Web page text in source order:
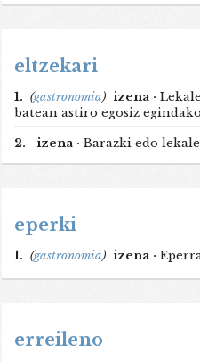
eltzekari
1. (gastronomia) izena ·
batean astiro egosiz
2.
izena · Barazki edo
eperki
1. (gastronomia) izena ·
erreileno